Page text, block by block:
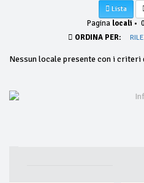
Lista
Pagina locali •
ORDINA PER:
Nessun locale presente con i